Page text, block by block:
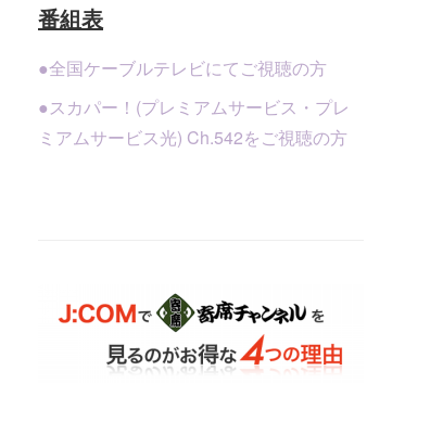
番組表
●全国ケーブルテレビにてご視聴の方
●スカパー！(プレミアムサービス・プレ
ミアムサービス光) Ch.542をご視聴の方